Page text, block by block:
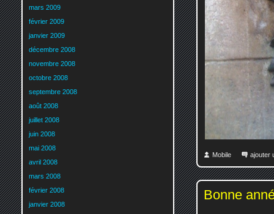
Mobile ajouter
Bonne
mars 2009
février 2009
janvier 2009
décembre 2008
novembre 2008
octobre 2008
septembre 2008
août 2008
juillet 2008
juin 2008
mai 2008
avril 2008
mars 2008
février 2008
janvier 2008